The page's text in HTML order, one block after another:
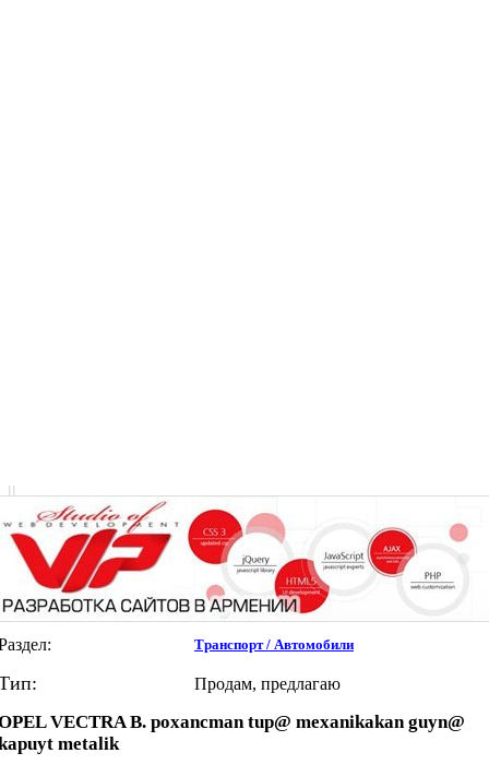
Транспорт / Автомобили
Продам, предлагаю
VECTRA B. poxancman tup@ mexanikakan guyn@
metalik